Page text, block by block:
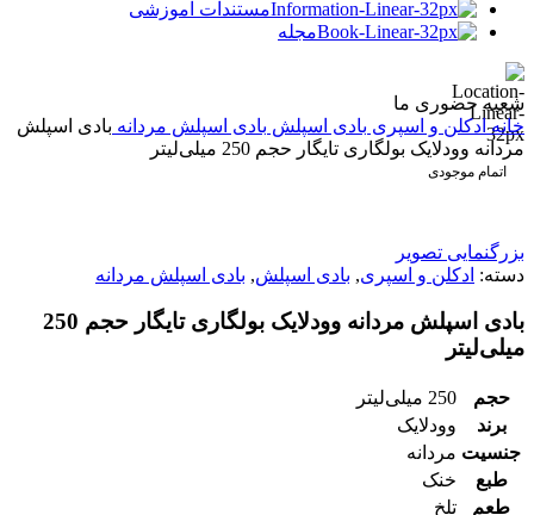
مستندات آموزشی
مجله
شعبه حضوری ما
خانهادکلن و اسپری بادی اسپلش بادی اسپلش مردانه بادی اسپلش
مردانه وودلایک بولگاری تایگار حجم 250 میلی‌‌لیتر
اتمام موجودی
بزرگنمایی تصویر
دسته: ادکلن و اسپری, بادی اسپلش, بادی اسپلش مردانه
بادی اسپلش مردانه وودلایک بولگاری تایگار حجم 250
میلی‌‌لیتر
حجم
250 میلی‌لیتر
برند
وودلایک
جنسیت مردانه
طبع
خنک
طعم
تلخ